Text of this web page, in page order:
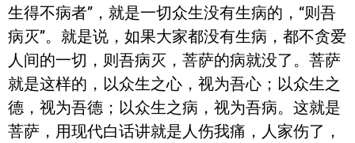
生得不病者”，就是一切众生没有生病的，“则吾
病灭”。就是说，如果大家都没有生病，都不贪爱
人间的一切，则吾病灭，菩萨的病就没了。菩萨
就是这样的，以众生之心，视为吾心；以众生之
德，视为吾德；以众生之病，视为吾病。这就是
菩萨，用现代白话讲就是人伤我痛，人家伤了，